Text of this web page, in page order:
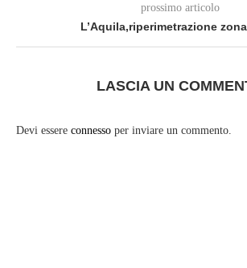
prossimo articolo
L’Aquila,riperimetrazione
LASCIA UN
Devi essere connesso per inviare un commento.